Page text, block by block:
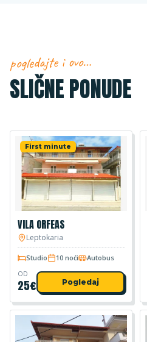
pogledajte i ovo…
SLIČNE PONUDE
First minute
VILA ORFEAS
Leptokaria
Studio 10 noći Autobus
OD
25€ Pogledaj